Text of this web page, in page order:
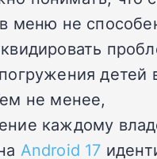
меню не
детей
не менее,
каждому
Android 17